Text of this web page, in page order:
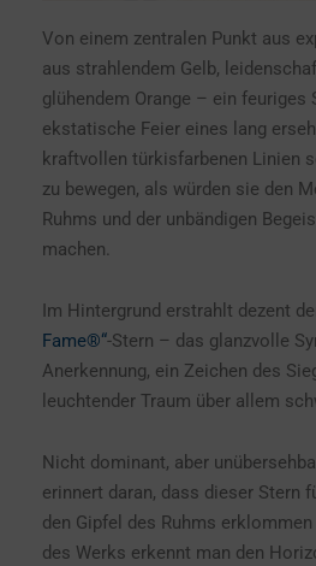
Von einem zentralen Punkt aus
aus strahlendem Gelb,
glühendem Orange – ein feuriges
ekstatische Feier eines lang
kraftvollen türkisfarbenen Linien
zu bewegen, als würden sie den
Ruhms und der unbändigen
machen.
Im Hintergrund erstrahlt dezent
Fame®“-Stern – das glanzvolle
Anerkennung, ein Zeichen des
leuchtender Traum über allem
Nicht dominant, aber
erinnert daran, dass dieser Stern
den Gipfel des Ruhms
des Werks erkennt man den